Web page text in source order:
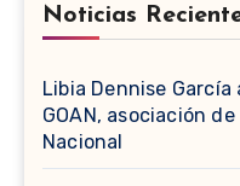
Noticias
Libia Dennise
GOAN, asociación
Nacional